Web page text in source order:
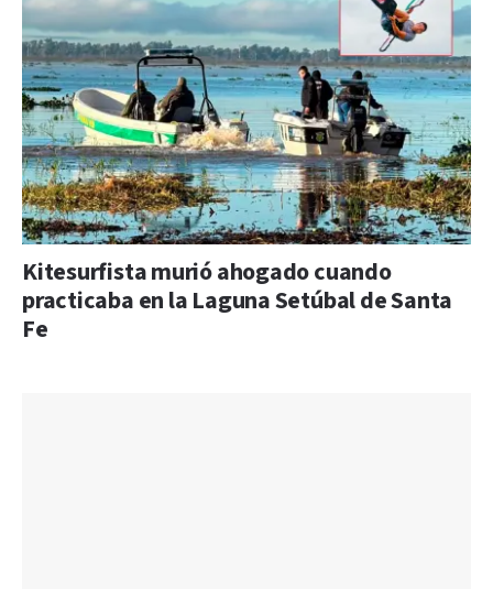
Kitesurfista murió ahogado cuando
practicaba en la Laguna Setúbal de Santa
Fe